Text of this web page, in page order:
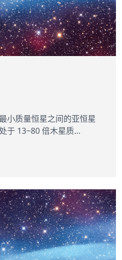
小质量恒星之间的亚恒星
于 13~80 倍木星质…